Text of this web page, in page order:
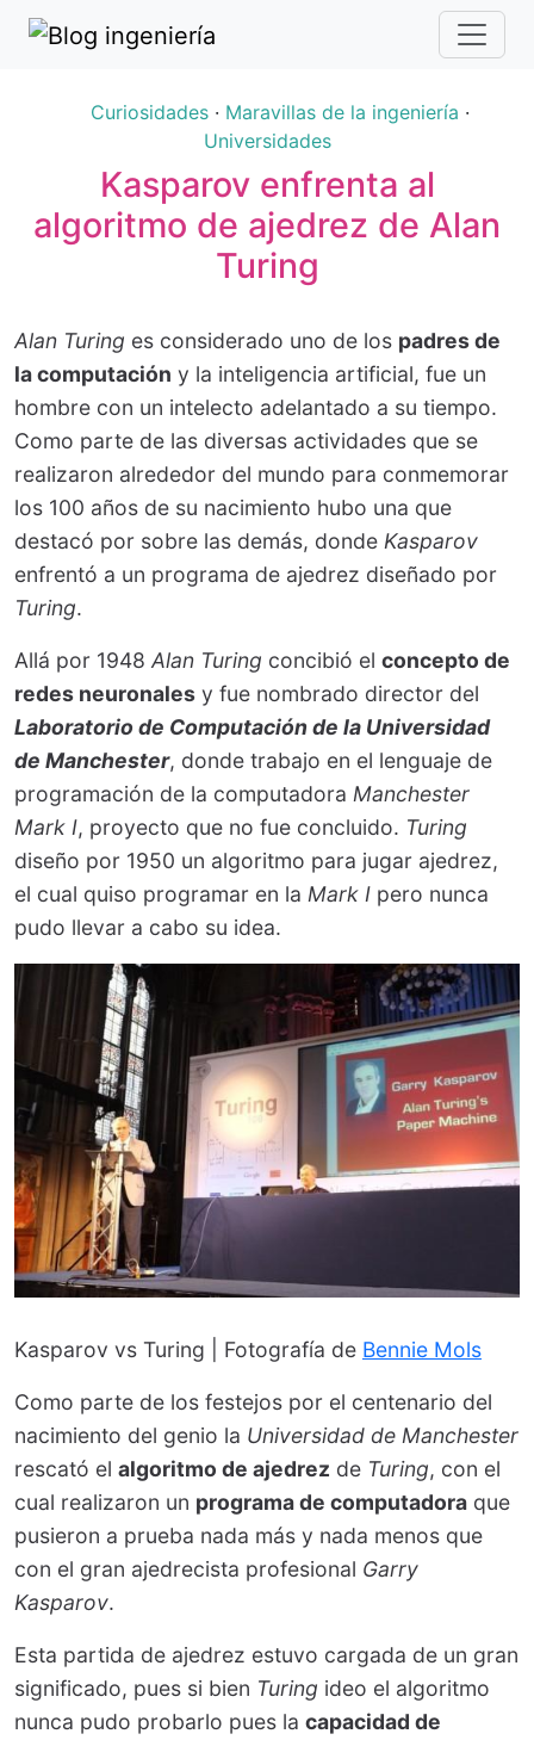
Curiosidades· Maravillas de la ingeniería ·
Universidades
Kasparov enfrenta al
algoritmo de ajedrez de Alan
Turing
Alan Turing es considerado uno de los padres de
la computación y la inteligencia artificial, fue un
hombre con un intelecto adelantado a su tiempo.
Como parte de las diversas actividades que se
realizaron alrededor del mundo para conmemorar
los 100 años de su nacimiento hubo una que
destacó por sobre las demás, donde Kasparov
enfrentó a un programa de ajedrez diseñado por
Turing.
Allá por 1948 Alan Turing concibió el concepto de
redes neuronales y fue nombrado director del
Laboratorio de Computación de la Universidad
de Manchester, donde trabajo en el lenguaje de
programación de la computadora Manchester
Mark I, proyecto que no fue concluido. Turing
diseño por 1950 un algoritmo para jugar ajedrez,
el cual quiso programar en la Mark I pero nunca
pudo llevar a cabo su idea.
Kasparov vs Turing | Fotografía de Bennie Mols
Como parte de los festejos por el centenario del
nacimiento del genio la Universidad de Manchester
rescató el algoritmo de ajedrez de Turing, con el
cual realizaron un programa de computadora que
pusieron a prueba nada más y nada menos que
con el gran ajedrecista profesional Garry
Kasparov.
Esta partida de ajedrez estuvo cargada de un gran
significado, pues si bien Turing ideo el algoritmo
nunca pudo probarlo pues la capacidad de